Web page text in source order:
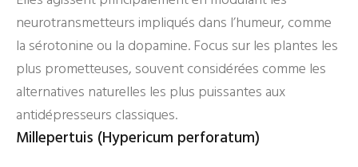
neurotransmetteurs impliqués dans l’humeur, comme
la sérotonine ou la dopamine. Focus sur les plantes les
plus prometteuses, souvent considérées comme les
alternatives naturelles les plus puissantes aux
antidépresseurs classiques.
Millepertuis (Hypericum perforatum)